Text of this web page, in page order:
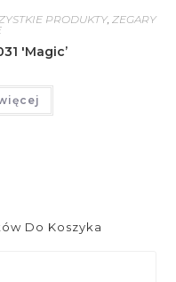
PRODUKTY ZEGARY
'Magic’
Do Koszyka